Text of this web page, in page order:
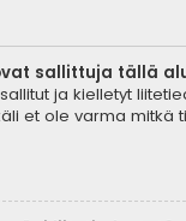
sallittuja tällä
ja kielletyt
et ole varma mitkä